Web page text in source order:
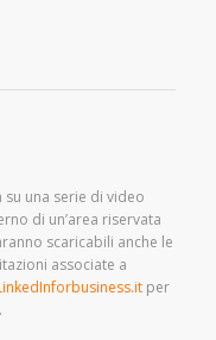
una serie di video
di un’area riservata
scaricabili anche le
associate a
per